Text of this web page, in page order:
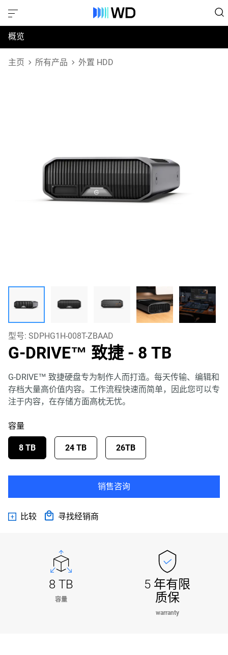
概览
规格
主页 所有产品 外置 HDD
型号: SDPHG1H-008T-ZBAAD
G-DRIVE™ 致捷 - 8 TB
G-DRIVE™ 致捷硬盘专为制作人而打造。每天传输、编辑和
存档大量高价值内容。工作流程快速而简单，因此您可以专
注于内容，在存储方面高枕无忧。
容量
8 TB 24 TB 26TB
销售咨询
比较 寻找经销商
8 TB
容量
5 年有限
质保
warranty